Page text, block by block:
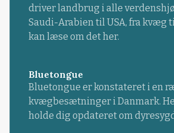
driver landbrug i alle
Saudi-Arabien til USA, fra kvæg
kan læse om det her.
Bluetongue
Bluetongue er konstateret i en
kvægbesætninger i Danmark.
holde dig opdateret om